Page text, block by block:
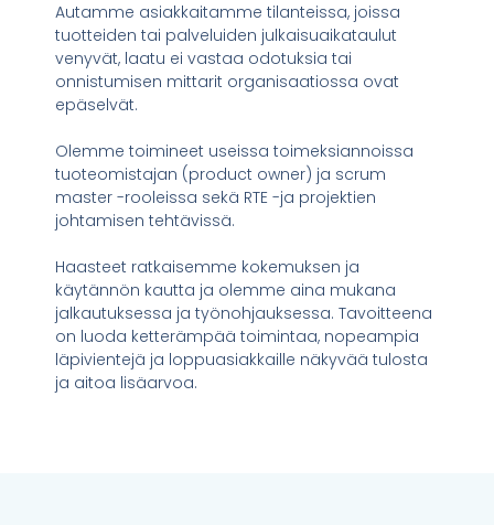
Autamme asiakkaitamme tilanteissa, joissa
tuotteiden tai palveluiden julkaisuaikataulut
venyvät, laatu ei vastaa odotuksia tai
onnistumisen mittarit organisaatiossa ovat
epäselvät.
Olemme toimineet useissa toimeksiannoissa
tuoteomistajan (product owner) ja scrum
master -rooleissa sekä RTE -ja projektien
johtamisen tehtävissä.
Haasteet ratkaisemme kokemuksen ja
käytännön kautta ja olemme aina mukana
jalkautuksessa ja työnohjauksessa. Tavoitteena
on luoda ketterämpää toimintaa, nopeampia
läpivientejä ja loppuasiakkaille näkyvää tulosta
ja aitoa lisäarvoa.